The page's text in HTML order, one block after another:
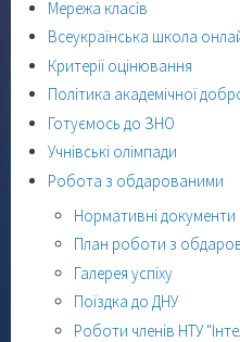
Мережа класів
Всеукраїнська школа
Критерії оцінювання
Політика академічної
Готуємось до ЗНО
Учнівські олімпади
Робота з обдарованими
Нормативні документи
План роботи з
Галерея успіху
Поїздка до ДНУ
Роботи членів НТУ